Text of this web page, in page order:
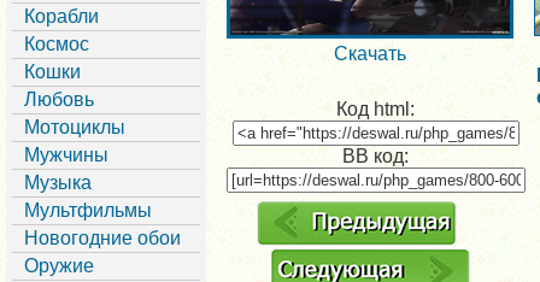
Корабли
Космос
Кошки
Любовь
Мотоциклы
Мужчины
Музыка
Мультфильмы
Новогодние обои
Оружие
Скачать
Код html:
BB код: